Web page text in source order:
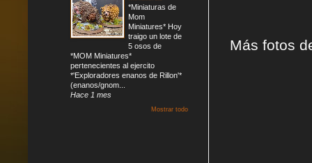
Más fotos
*Miniaturas de
Mom
Miniatures* Hoy
traigo un lote de
5 osos de
*MOM Miniatures*
pertenecientes al ejercito
*'Exploradores enanos de Rillon'*
(enanos/gnom...
Hace 1 mes
Mostrar todo